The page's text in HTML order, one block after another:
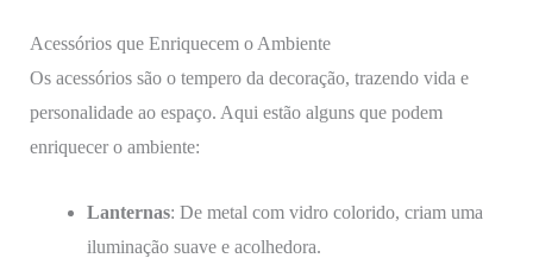
Acessórios que Enriquecem o Ambiente
Os acessórios são o tempero da decoração, trazendo vida e
personalidade ao espaço. Aqui estão alguns que podem
enriquecer o ambiente:
Lanternas: De metal com vidro colorido, criam uma
iluminação suave e acolhedora.